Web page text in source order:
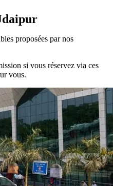
proposées par nos
si vous réservez via ces
vous.